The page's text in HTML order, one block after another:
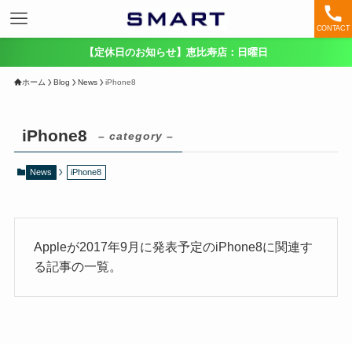
CONTACT
【定休日のお知らせ】恵比寿店：日曜日
ホーム Blog News iPhone8
iPhone8 – category –
News iPhone8
Appleが2017年9月に発表予定のiPhone8に関連す
る記事の一覧。